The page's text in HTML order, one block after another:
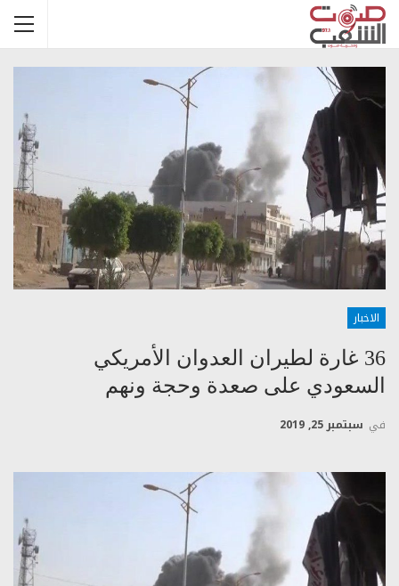
الاخبار
36 غارة لطيران العدوان الأمريكي
السعودي على صعدة وحجة ونهم
في سبتمبر 25, 2019